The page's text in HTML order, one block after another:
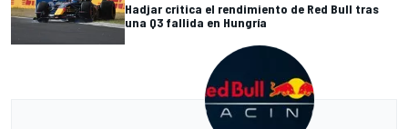
Hadjar critica el rendimiento de Red Bull tras
una Q3 fallida en Hungría